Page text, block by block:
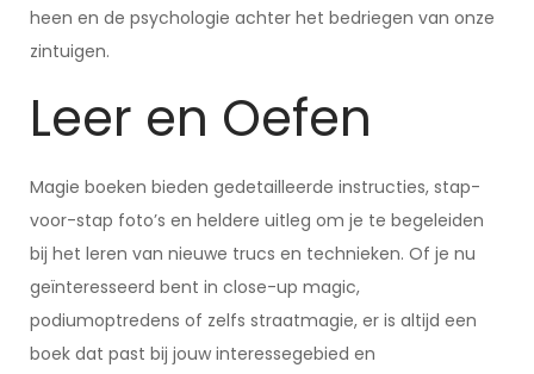
heen en de psychologie achter het bedriegen van onze
zintuigen.
Leer en Oefen
Magie boeken bieden gedetailleerde instructies, stap-
voor-stap foto’s en heldere uitleg om je te begeleiden
bij het leren van nieuwe trucs en technieken. Of je nu
geïnteresseerd bent in close-up magic,
podiumoptredens of zelfs straatmagie, er is altijd een
boek dat past bij jouw interessegebied en